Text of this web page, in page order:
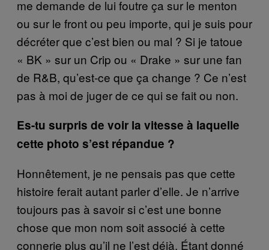
me demande de lui foutre ça sur le menton
ou sur le front ou peu importe, qui je suis pour
décréter que c’est bien ou mal ? Si je tatoue
« BK » sur un Crip ou « Drake » sur une fan
de R&B, qu’est-ce que ça change ? Ce n’est
pas à moi de juger de ce qui se fait ou non.
Es-tu surpris de voir la vitesse à laquelle
cette photo s’est répandue ?
Honnêtement, je ne pensais pas que cette
histoire ferait autant parler d’elle. Je n’arrive
toujours pas à savoir si c’est une bonne
chose que mon nom soit associé à cette
connerie plus qu’il ne l’est déjà. Étant donné